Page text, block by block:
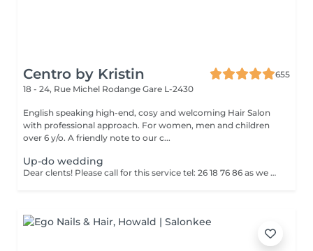
Centro by Kristin
655
18 - 24, Rue Michel Rodange Gare L-2430
English speaking high-end, cosy and welcoming Hair Salon
with professional approach. For women, men and children
over 6 y/o. A friendly note to our c...
Up-do wedding
Dear clents! Please call for this service tel: 26 18 76 86 as we need to book a trial styling before the big day. Wash-blowout- pins-curls/straightincluded A test run is a must, at least a week before! (Included)